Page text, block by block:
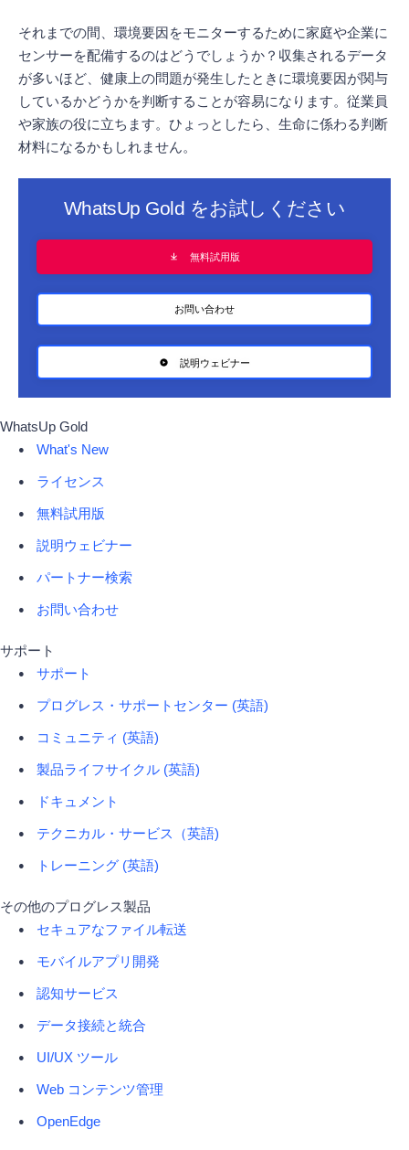
それまでの間、環境要因をモニターするために家庭や企業に
センサーを配備するのはどうでしょうか？収集されるデータ
が多いほど、健康上の問題が発生したときに環境要因が関与
しているかどうかを判断することが容易になります。従業員
や家族の役に立ちます。ひょっとしたら、生命に係わる判断
材料になるかもしれません。
WhatsUp Gold をお試しください
無料試用版
お問い合わせ
説明ウェビナー
WhatsUp Gold
What's New
ライセンス
無料試用版
説明ウェビナー
パートナー検索
お問い合わせ
サポート
サポート
プログレス・サポートセンター (英語)
コミュニティ (英語)
製品ライフサイクル (英語)
ドキュメント
テクニカル・サービス（英語)
トレーニング (英語)
その他のプログレス製品
セキュアなファイル転送
モバイルアプリ開発
認知サービス
データ接続と統合
UI/UX ツール
Web コンテンツ管理
OpenEdge